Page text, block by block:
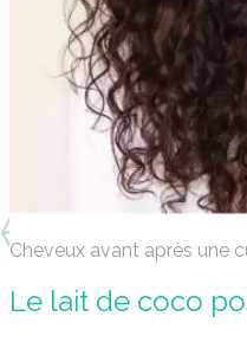
Cheveux avant après une
Le lait de coco